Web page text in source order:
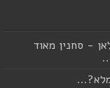
- סחנין מאוד